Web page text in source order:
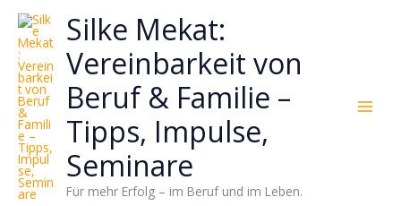
Zum
Inhalt
springen
Silke Mekat:
Vereinbarkeit von
Beruf & Familie –
Tipps, Impulse,
Seminare
Für mehr Erfolg – im Beruf und im Leben.
wie
sich
Stress
reduzieren
Energie
gezielter
einsetzen
lässt?